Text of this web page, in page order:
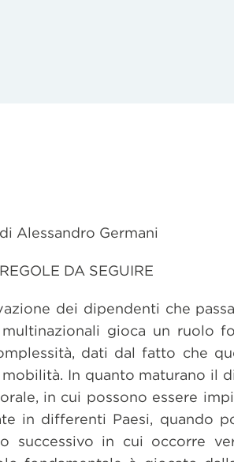
Alessandro Germani
DA SEGUIRE
dei dipendenti che
gioca un ruolo
dati dal fatto che
In quanto maturano il
in cui possono essere
in differenti Paesi, quando
successivo in cui occorre